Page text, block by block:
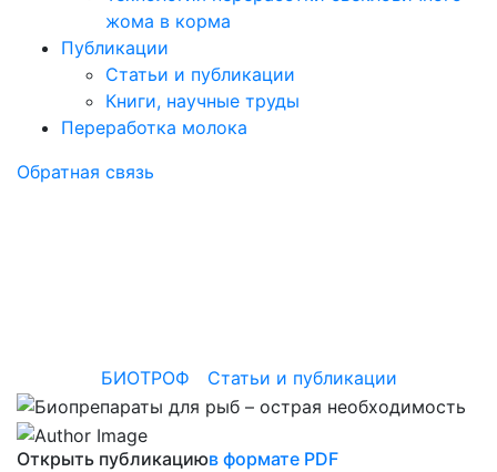
жома в корма
Публикации
Статьи и публикации
Книги, научные труды
Переработка молока
Обратная связь
БИОТРОФ Статьи и публикации
Открыть публикациюв формате PDF